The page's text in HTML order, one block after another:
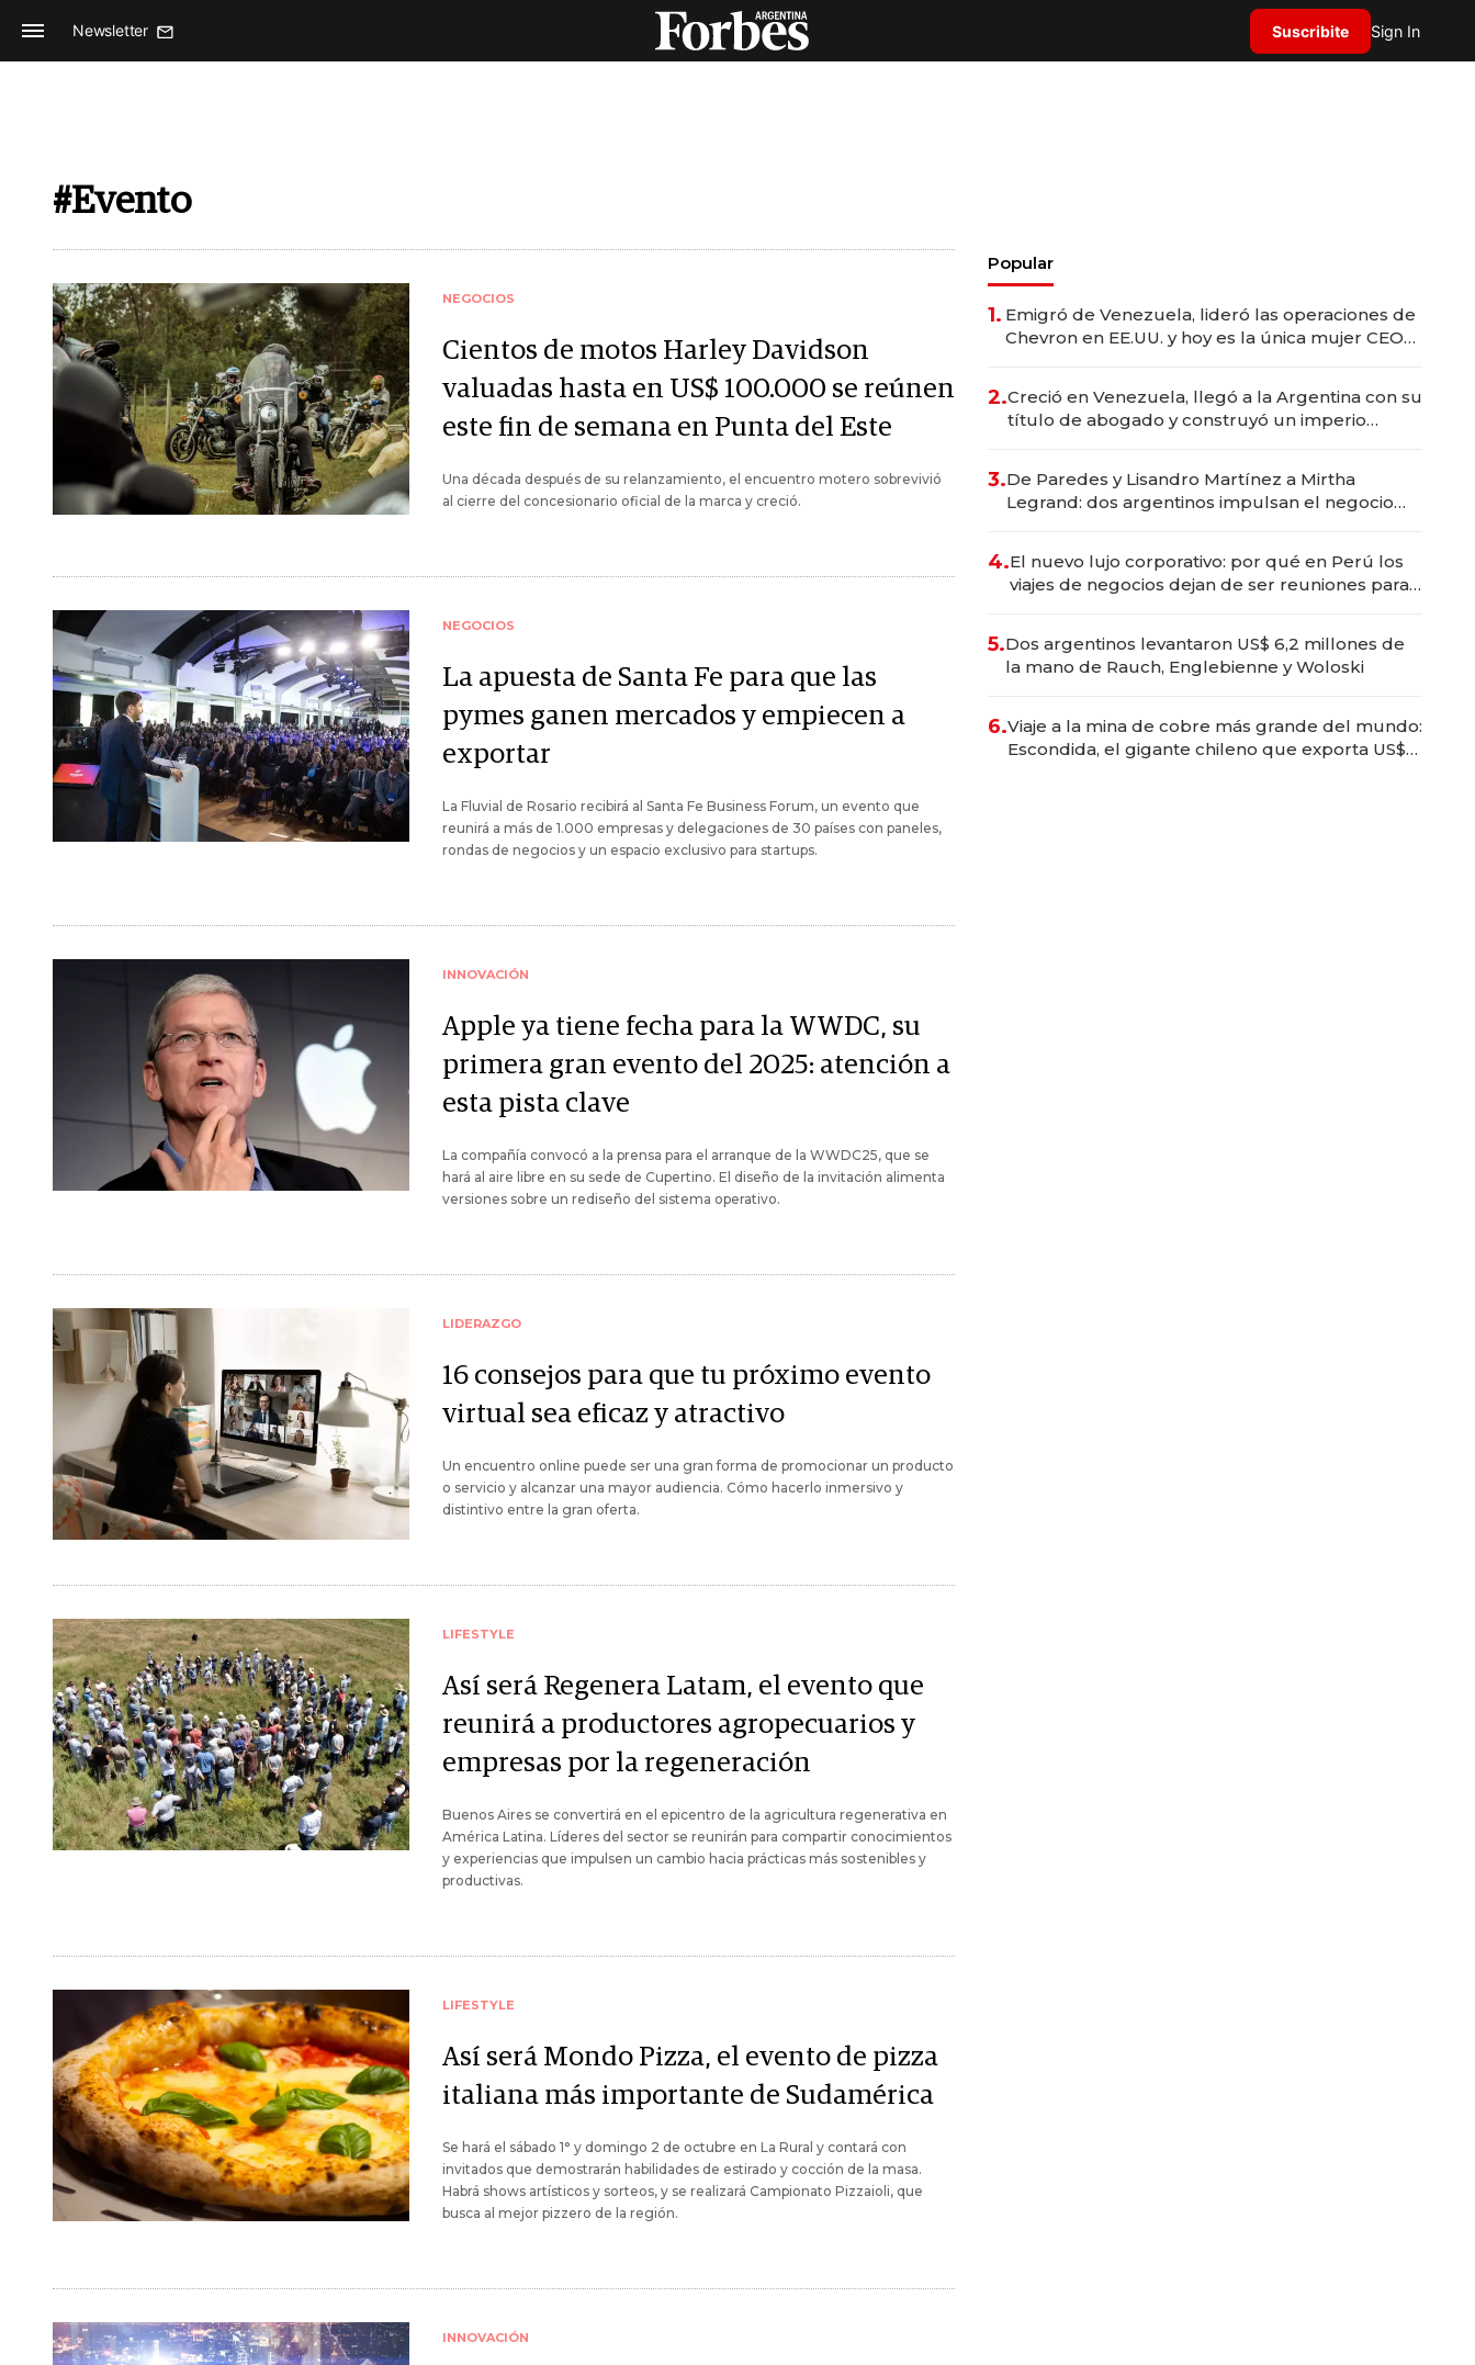
Newsletter Suscribite Sign In
#Evento
NEGOCIOS
Cientos de motos Harley Davidson
valuadas hasta en US$ 100.000 se reúnen
este fin de semana en Punta del Este
Una década después de su relanzamiento, el encuentro motero sobrevivió
al cierre del concesionario oficial de la marca y creció.
NEGOCIOS
La apuesta de Santa Fe para que las
pymes ganen mercados y empiecen a
exportar
La Fluvial de Rosario recibirá al Santa Fe Business Forum, un evento que
reunirá a más de 1.000 empresas y delegaciones de 30 países con paneles,
rondas de negocios y un espacio exclusivo para startups.
INNOVACIÓN
Apple ya tiene fecha para la WWDC, su
primera gran evento del 2025: atención a
esta pista clave
La compañía convocó a la prensa para el arranque de la WWDC25, que se
hará al aire libre en su sede de Cupertino. El diseño de la invitación alimenta
versiones sobre un rediseño del sistema operativo.
LIDERAZGO
16 consejos para que tu próximo evento
virtual sea eficaz y atractivo
Un encuentro online puede ser una gran forma de promocionar un producto
o servicio y alcanzar una mayor audiencia. Cómo hacerlo inmersivo y
distintivo entre la gran oferta.
LIFESTYLE
Así será Regenera Latam, el evento que
reunirá a productores agropecuarios y
empresas por la regeneración
Buenos Aires se convertirá en el epicentro de la agricultura regenerativa en
América Latina. Líderes del sector se reunirán para compartir conocimientos
y experiencias que impulsen un cambio hacia prácticas más sostenibles y
productivas.
LIFESTYLE
Así será Mondo Pizza, el evento de pizza
italiana más importante de Sudamérica
Se hará el sábado 1° y domingo 2 de octubre en La Rural y contará con
invitados que demostrarán habilidades de estirado y cocción de la masa.
Habrá shows artísticos y sorteos, y se realizará Campionato Pizzaioli, que
busca al mejor pizzero de la región.
INNOVACIÓN
Popular
1. Emigró de Venezuela, lideró las operaciones de
Chevron en EE.UU. y hoy es la única mujer CEO
2.Creció en Venezuela, llegó a la Argentina con su
título de abogado y construyó un imperio
3.De Paredes y Lisandro Martínez a Mirtha
Legrand: dos argentinos impulsan el negocio
4.El nuevo lujo corporativo: por qué en Perú los
viajes de negocios dejan de ser reuniones para
5.Dos argentinos levantaron US$ 6,2 millones de
la mano de Rauch, Englebienne y Woloski
6.Viaje a la mina de cobre más grande del mundo:
Escondida, el gigante chileno que exporta US$